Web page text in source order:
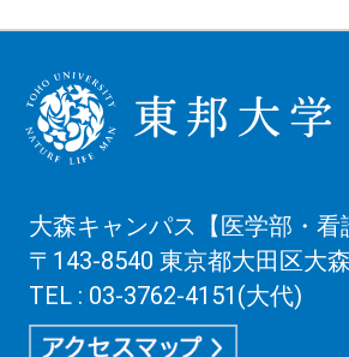
大森キャンパス【医学部・看
〒143-8540 東京都大田区大
TEL : 03-3762-4151(大代)